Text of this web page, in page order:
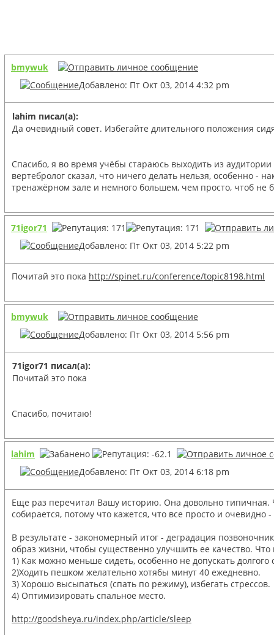
bmywuk
Добавлено: Пт Окт 03, 2014 4:32 pm
lahim писал(а):
Да очевидный совет. Избегайте длительного положения
Спасибо, я во время учёбы стараюсь выходить из
вертебролог сказал, что ничего делать нельзя, особенно
тренажёрном зале и немного большем, чем просто, чтоб не
71igor71
Добавлено: Пт Окт 03, 2014 5:22 pm
Почитай это пока http://spinet.ru/conference/topic8198.html
bmywuk
Добавлено: Пт Окт 03, 2014 5:56 pm
71igor71 писал(а):
Почитай это пока
Спасибо, почитаю!
lahim
Добавлено: Пт Окт 03, 2014 6:18 pm
Еще раз перечитал Вашу историю. Она довольно типичная.
собирается, потому что кажется, что все просто и
В результате - закономерный итог - деградация
образ жизни, чтобы существенно улучшить ее качество. Что
1) Как можно меньше сидеть, особенно не допускать
2)Ходить пешком желательно хотябы минут 40 ежедневно.
3) Хорошо высыпаться (спать по режиму), избегать стрессов.
4) Оптимизировать спальное место.
http://goodsheya.ru/index.php/article/sleep